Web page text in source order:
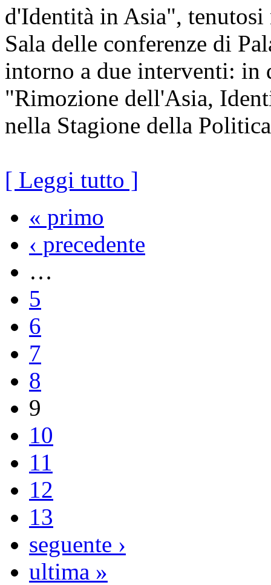
d'Identità in Asia",
Sala delle conferenze di
intorno a due interventi: in
"Rimozione dell'Asia,
nella Stagione della
[ Leggi tutto ]
« primo
‹ precedente
…
5
6
7
8
9
10
11
12
13
seguente ›
ultima »